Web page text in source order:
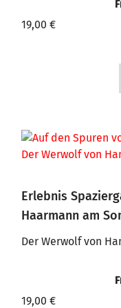
19,00 €
Erlebnis
Haarmann am
Der Werwolf von
19,00 €